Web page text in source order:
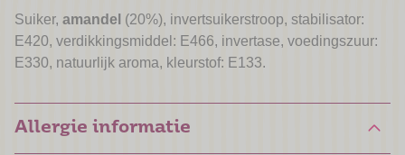
Suiker, amandel (20%), invertsuikerstroop, stabilisator:
E420, verdikkingsmiddel: E466, invertase, voedingszuur:
E330, natuurlijk aroma, kleurstof: E133.
Allergie informatie